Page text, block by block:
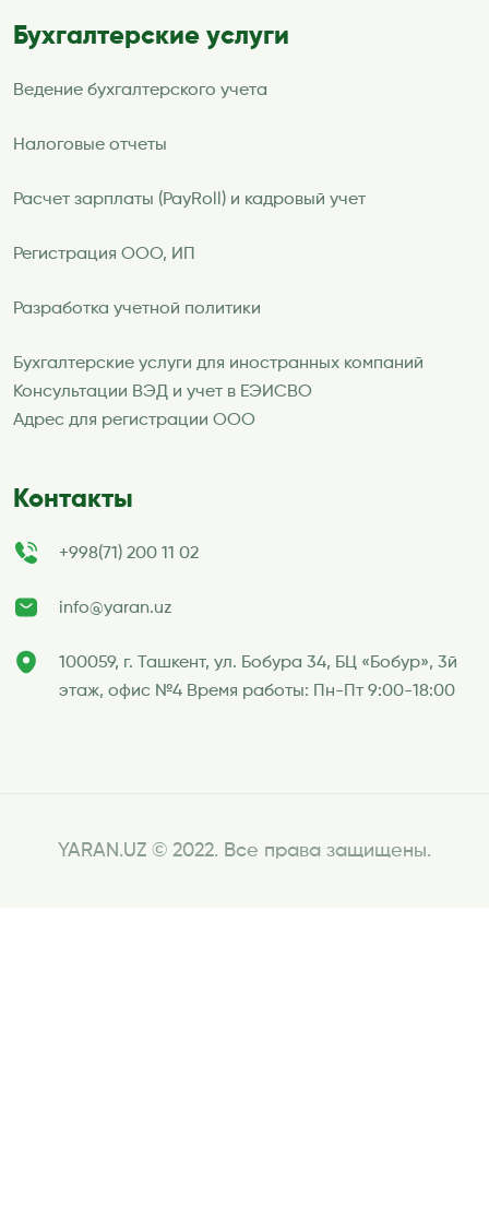
Бухгалтерские услуги
Ведение бухгалтерского учета
Налоговые отчеты
Расчет зарплаты (PayRoll) и кадровый учет
Регистрация ООО, ИП
Разработка учетной политики
Бухгалтерские услуги для иностранных компаний
Консультации ВЭД и учет в ЕЭИСВО
Адрес для регистрации ООО
Контакты
+998(71) 200 11 02
info@yaran.uz
100059, г. Ташкент, ул. Бобура 34, БЦ «Бобур», 3й
этаж, офис №4 Время работы: Пн-Пт 9:00-18:00
YARAN.UZ © 2022. Все права защищены.